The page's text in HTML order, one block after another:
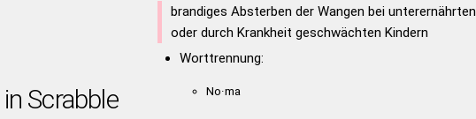
Scrabble
brandiges Absterben der Wangen bei unterernährten
oder durch Krankheit geschwächten Kindern
Worttrennung:
No·ma